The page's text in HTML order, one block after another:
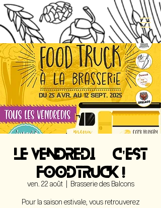
LE VENDREDI, C'EST
FOODTRUCK !
ven. 22 août
  |
Brasserie des Balcons
Pour la saison estivale, vous retrouverez